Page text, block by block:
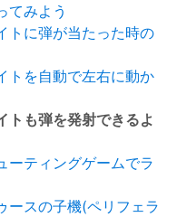
てみよう
トに弾が当たった時の
トを自動で左右に動か
トも弾を発射できるよ
ーティングゲームでラ
ースの子機(ペリフェラ